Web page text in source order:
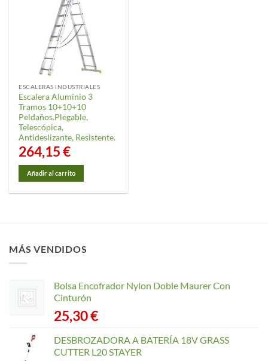
ESCALERAS INDUSTRIALES
Escalera Aluminio 3
Tramos 10+10+10
Peldaños.Plegable,
Telescópica,
Antideslizante, Resistente.
264,15€
Añadir al carrito
MÁS VENDIDOS
Bolsa Encofrador Nylon Doble Maurer Con
Cinturón
25,30€
DESBROZADORA A BATERÍA 18V GRASS
CUTTER L20 STAYER